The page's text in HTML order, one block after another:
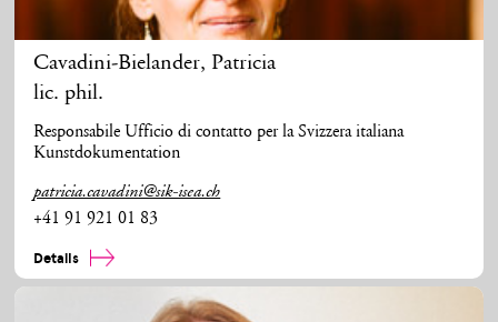
Cavadini-Bielander, Patricia
lic. phil.
Responsabile Ufficio di contatto per la Svizzera italiana
Kunstdokumentation
patricia.cavadini@sik-isea.ch
+41 91 921 01 83
Details